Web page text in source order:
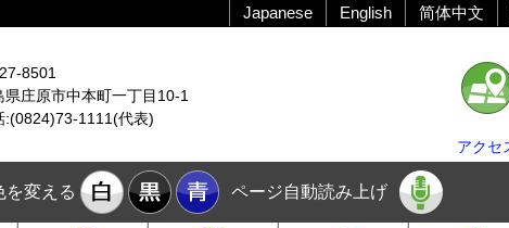
Japanese English 简体中文
8501
県庄原市中本町一丁目10-1
:(0824)73-1111(代表)
アクセ
を変える ページ自動読み上げ